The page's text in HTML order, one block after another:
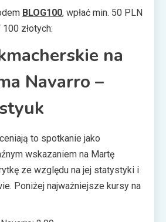
BLOG100, wpłać min. 50 PLN
złotych:
na
Navarro –
to spotkanie jako
wskazaniem na Martę
ze względu na jej statystyki i
Poniżej najważniejsze kursy na